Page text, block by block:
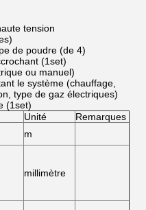
tension
de poudre (de 4)
(1set)
ou manuel)
le système (chauffage,
type de gaz électriques)
(1set)
Unité
Remarques
m
millimètre